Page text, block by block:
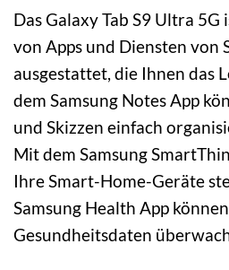
Das Galaxy Tab S9 Ultra
von Apps und Diensten von
ausgestattet, die Ihnen das
dem Samsung Notes App
und Skizzen einfach
Mit dem Samsung
Ihre Smart-Home-Geräte
Samsung Health App
Gesundheitsdaten